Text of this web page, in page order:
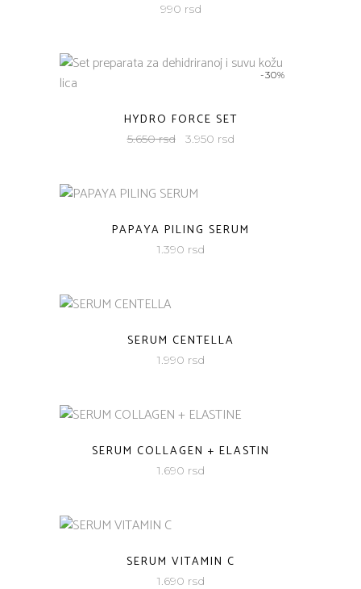
990 rsd
-30%
HYDRO FORCE SET
5.650rsd
Originalna
bila:
3.950 rsdTrenutna
PAPAYA PILING SERUM
1.390 rsd
SERUM CENTELLA
1.990 rsd
SERUM COLLAGEN + ELASTIN
1.690 rsd
SERUM VITAMIN C
1.690 rsd